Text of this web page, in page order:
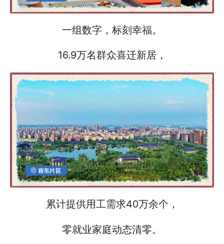
一组数字，标刻幸福。
16.9万名群众喜迁新居，
累计提供用工需求40万余个，
零就业家庭动态清零。